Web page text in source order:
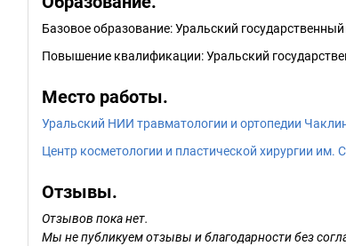
Базовое образование: Уральский
Повышение квалификации: Уральский
Место работы.
Уральский НИИ травматологии и ортопедии
Центр косметологии и пластической хирургии им.
Отзывы.
Отзывов пока нет.
Мы не публикуем отзывы и благодарности без